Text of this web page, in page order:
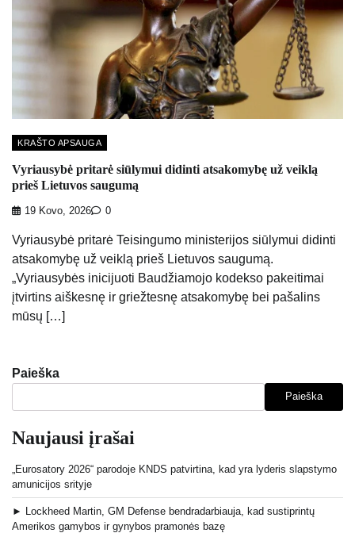
KRAŠTO APSAUGA
Vyriausybė pritarė siūlymui didinti atsakomybę už veiklą
prieš Lietuvos saugumą
19 Kovo, 2026 0
Vyriausybė pritarė Teisingumo ministerijos siūlymui didinti
atsakomybę už veiklą prieš Lietuvos saugumą.
„Vyriausybės inicijuoti Baudžiamojo kodekso pakeitimai
įtvirtins aiškesnę ir griežtesnę atsakomybę bei pašalins
mūsų […]
Paieška
Paieška
Naujausi įrašai
„Eurosatory 2026“ parodoje KNDS patvirtina, kad yra lyderis slapstymo
amunicijos srityje
► Lockheed Martin, GM Defense bendradarbiauja, kad sustiprintų
Amerikos gamybos ir gynybos pramonės bazę